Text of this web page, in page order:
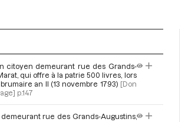
citoyen demeurant rue des Grands-
qui offre à la patrie 500 livres, lors
an II (13 novembre 1793) [Don
p.147
rue des Grands-Augustins,